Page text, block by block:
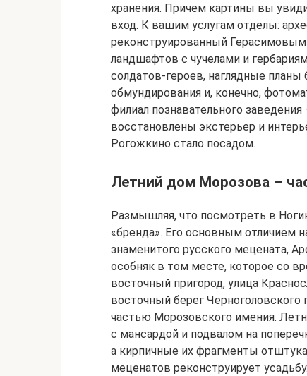
хранения. Причем картины вы
вход. К вашим услугам отделы:
реконструированный
ландшафтов с чучелами и
солдатов-героев, наглядные
обмундирования и, конечно,
филиал познавательного
восстановлены экстерьер и
Рогожкино стало посадом.
Летний дом Морозова –
Размышляя, что посмотреть в
«бренда». Его основным
знаменитого русского мецената,
особняк в том месте, которое со
восточный пригород, улица
восточный берег Черноголовского
частью Морозовского имения.
с мансардой и подвалом на
а кирпичные их фрагменты
меценатов реконструирует